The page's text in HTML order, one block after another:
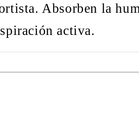
Absorben la
activa.